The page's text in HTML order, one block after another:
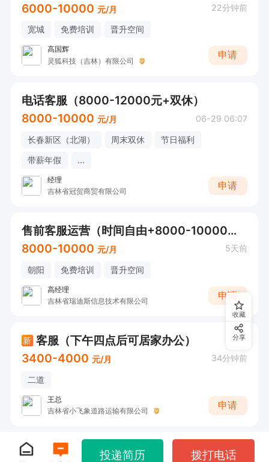
6000-10000 元/月 22分钟前
宽城 免费培训 晋升空间
高国辉
灵狐科技（吉林）有限公司
申请
电话客服（8000-12000元+双休）
8000-10000 元/月 06-29 06:07
长春新区（北湖） 周末双休
节日福利
带薪年假
...
经理
吉林省冠贺商贸有限公司
申请
售前客服运营（时间自由+8000-10000元）
8000-10000 元/月 5天前
朝阳 免费培训 晋升空间
高经理
吉林省瑞迪斯信息技术有限公司
申请
新 客服（下午四点后可居家办公）
3400-4000 元/月 34分钟前
二道
王总
吉林省小飞象道路运输有限公司
申请
收藏
分享
投递简历 拨打电话